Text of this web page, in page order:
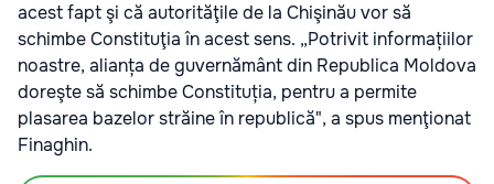
acest fapt şi că autorităţile de la Chişinău vor să
schimbe Constituţia în acest sens. „Potrivit informațiilor
noastre, alianța de guvernământ din Republica Moldova
doreşte să schimbe Constituția, pentru a permite
plasarea bazelor străine în republică", a spus menţionat
Finaghin.